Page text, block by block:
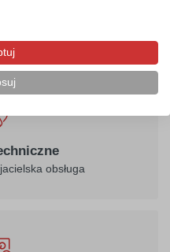
uszkodzeń, wysyłka
obsługa